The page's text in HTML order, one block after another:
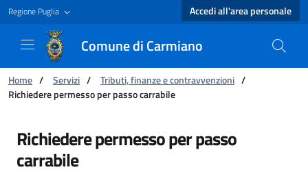
Regione Puglia Accedi all'area personale
Comune di Carmiano
Ti trovi in:
Home / Servizi / Tributi, finanze e contravvenzioni /
Richiedere permesso per passo carrabile
Richiedere permesso per passo carrabile -
Richiedere permesso per passo
carrabile